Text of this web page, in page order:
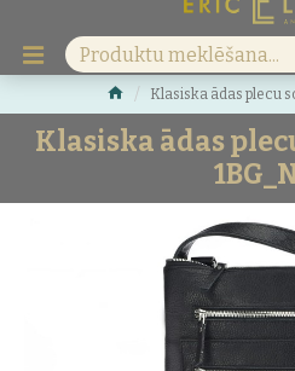
Klasiska ādas plecu
Klasiska ādas